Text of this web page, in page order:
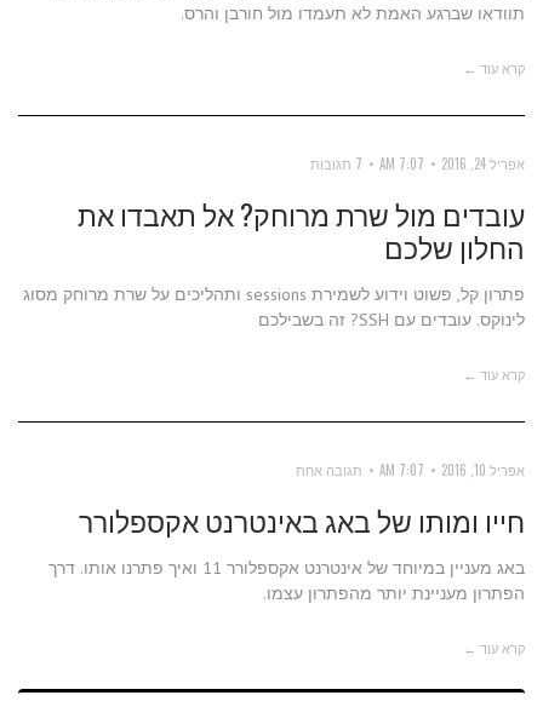
תוודאו שברגע האמת לא תעמדו מול חורבן והרס.
קרא עוד ←
אפריל 24, 2016 7:07 AM 7 תגובות
עובדים מול שרת מרוחק? אל תאבדו את
החלון שלכם
פתרון קל, פשוט וידוע לשמירת sessions ותהליכים על שרת מרוחק מסוג
לינוקס. עובדים עם SSH? זה בשבילכם
קרא עוד ←
אפריל 10, 2016 7:07 AM תגובה אחת
חייו ומותו של באג באינטרנט אקספלורר
באג מעניין במיוחד של אינטרנט אקספלורר 11 ואיך פתרנו אותו. דרך
הפתרון מעניינת יותר מהפתרון עצמו.
קרא עוד ←